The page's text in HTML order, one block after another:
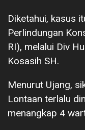
Diketahui, kasus
Perlindungan
RI), melalui Div
Kosasih SH.
Menurut Ujang,
Lontaan terlalu
menangkap 4